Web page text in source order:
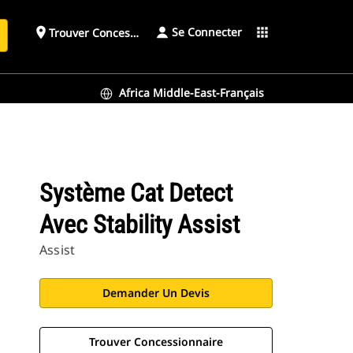
place Trouver ConcessionnaireSe Connecter apps
Africa Middle-East-Français
Système Cat Detect
Avec Stability Assist
Assist
Demander Un Devis
Trouver Concessionnaire